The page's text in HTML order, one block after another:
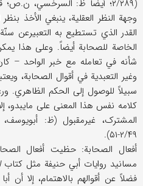
وجهة النظر العقلیة، ینبغي الأخذ
القدر الذي تستطیع به التعبیرعن
الخاصة للصحابة أیضاً. وعلی هذا
شأنه في تعامله مع خبر الواحد – کان
وغیر التعبدیة في أقوال الصحابة،
سبیلاً للوصول إلی الحکم الظاهري.
کلامه نفس هذا المعنی علی مایبدو،
۲/۴۹-۵۱).
أفعال الصحابة: حظیت أفعال
مسانید روایات أبي حنیفة مثل کتاب
فضلاً عن أقوالهم بالاهتمام، إلا أن